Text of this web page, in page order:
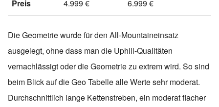
Preis 4.999 € 6.999 €
Die Geometrie wurde für den All-Mountaineinsatz
ausgelegt, ohne dass man die Uphill-Qualitäten
vernachlässigt oder die Geometrie zu extrem wird. So sind
beim Blick auf die Geo Tabelle alle Werte sehr moderat.
Durchschnittlich lange Kettenstreben, ein moderat flacher